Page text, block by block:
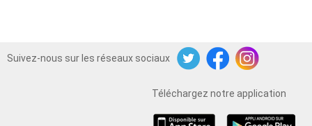
Suivez-nous sur les réseaux sociaux
TwitterFacebookInstagram
Téléchargez notre application